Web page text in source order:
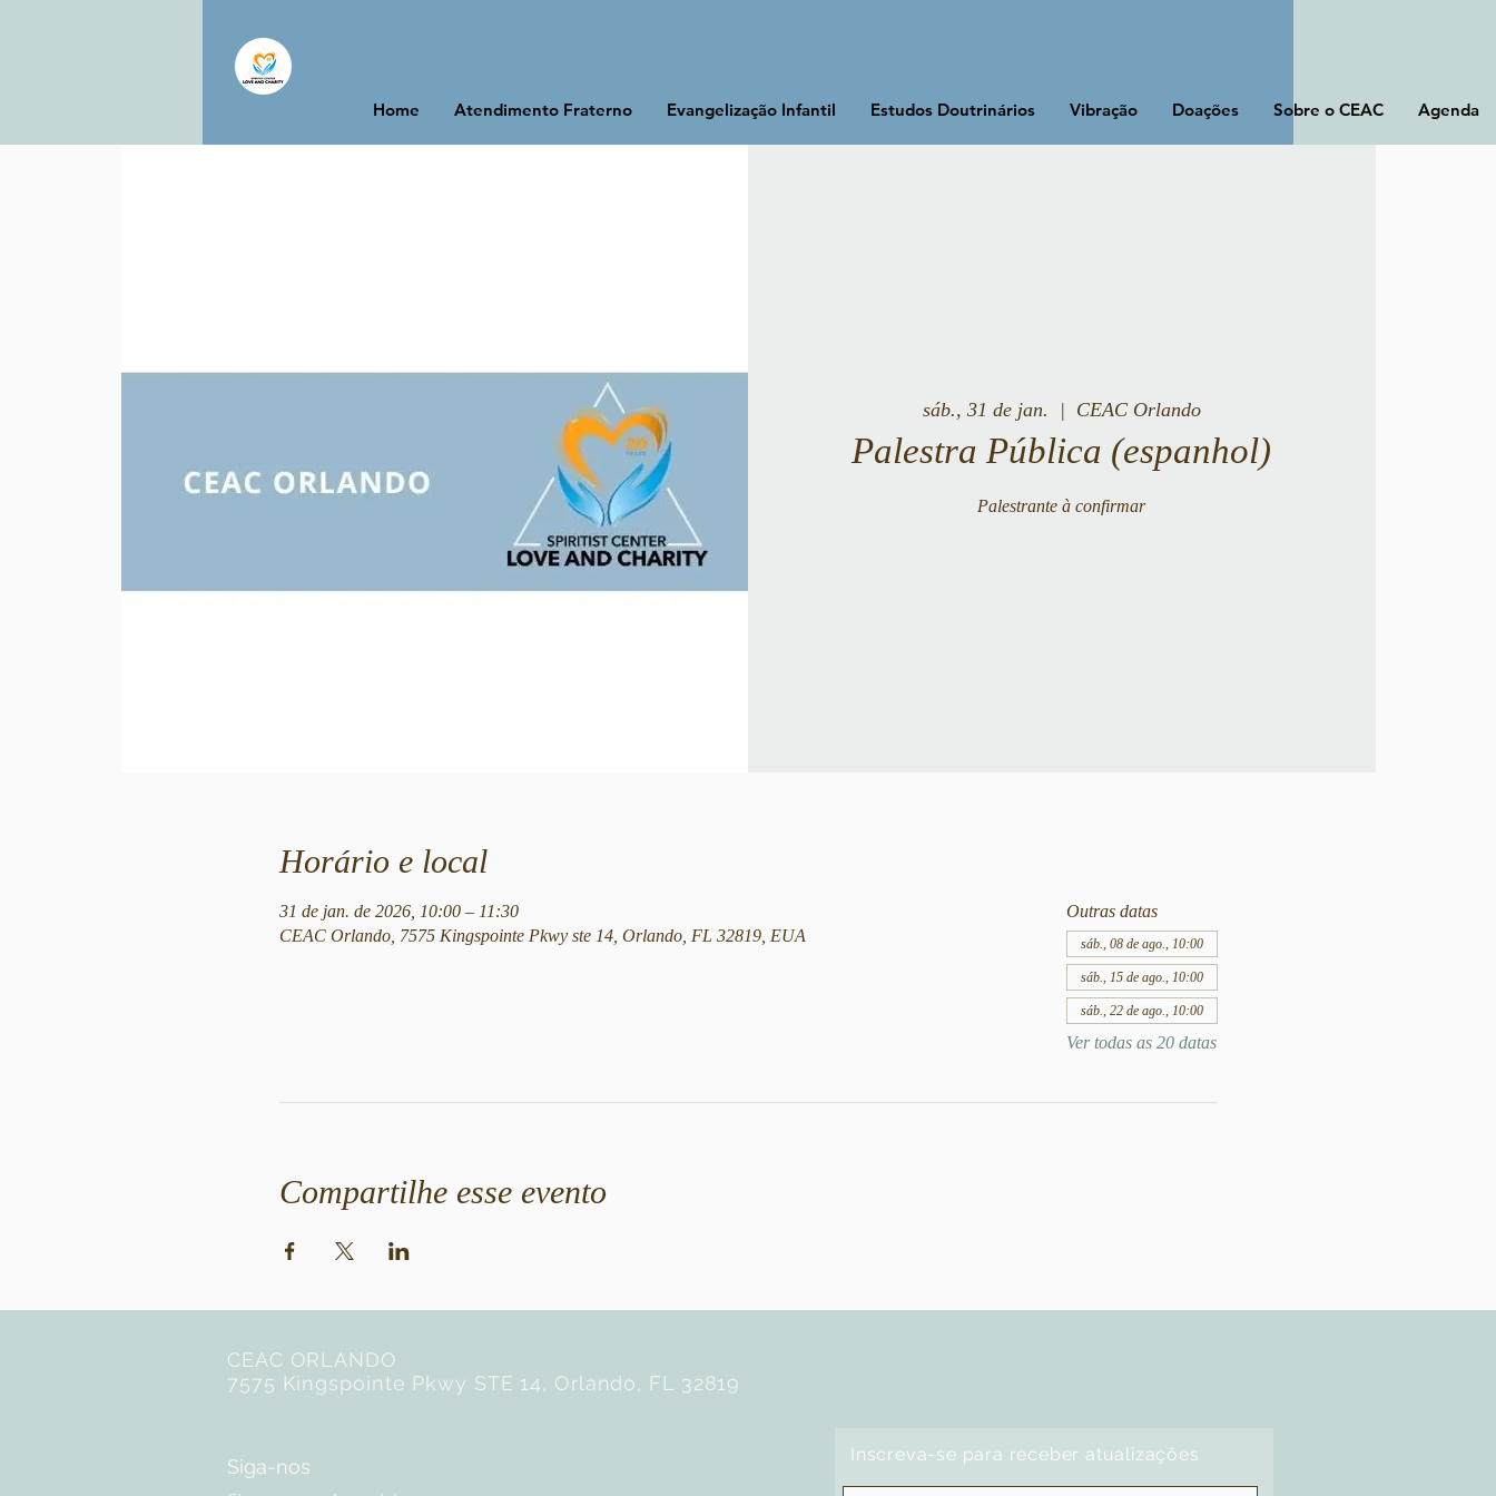
Home Atendimento Fraterno Evangelização Infantil Estudos Doutrinários Vibração Doações Sobre o CEAC Agenda
sáb., 31 de jan.
  |
CEAC Orlando
Palestra Pública (espanhol)
Palestrante à confirmar
Horário e local
31 de jan. de 2026, 10:00 – 11:30
CEAC Orlando, 7575 Kingspointe Pkwy ste 14, Orlando, FL 32819, EUA
Outras datas
sáb., 08 de ago., 10:00
sáb., 15 de ago., 10:00
sáb., 22 de ago., 10:00
Ver todas as 20 datas
Compartilhe esse evento
CEAC ORLANDO
7575 Kingspointe Pkwy STE 14, Orlando, FL 32819
Siga-nos
Inscreva-se para receber atualizações